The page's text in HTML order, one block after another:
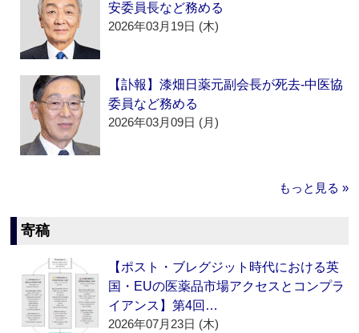
安委員長など務める
2026年03月19日 (木)
【訃報】漆畑日薬元副会長が死去‐中医協
委員など務める
2026年03月09日 (月)
もっと見る »
寄稿
【ポスト・ブレグジット時代における英
国・EUの医薬品市場アクセスとコンプラ
イアンス】第4回…
2026年07月23日 (木)